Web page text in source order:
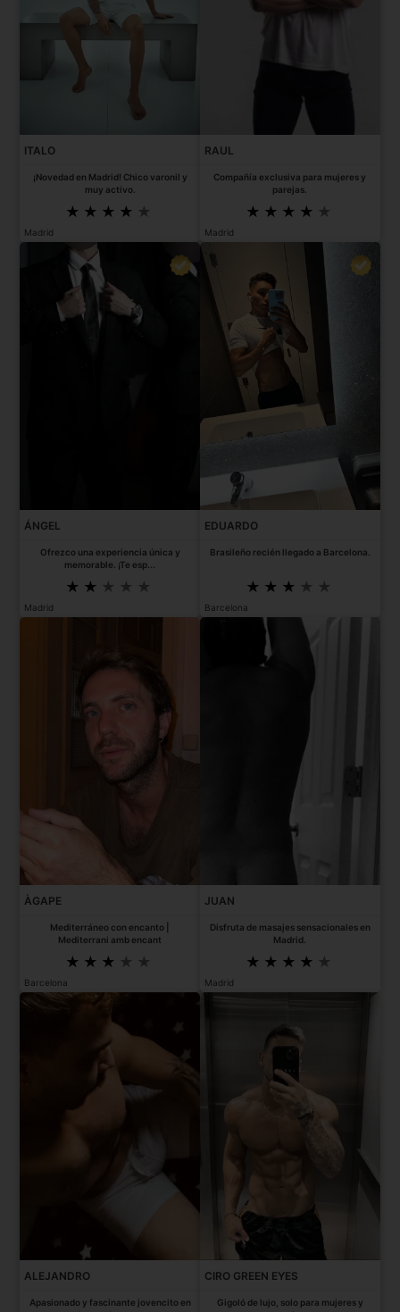
ITALO
¡Novedad en Madrid! Chico varonil y
muy activo.
Madrid
RAUL
Compañía exclusiva para mujeres y
parejas.
Madrid
ÁNGEL
Ofrezco una experiencia única y
memorable. ¡Te esp...
Madrid
EDUARDO
Brasileño recién llegado a Barcelona.
Barcelona
ÀGAPE
Mediterráneo con encanto |
Mediterrani amb encant
Barcelona
JUAN
Disfruta de masajes sensacionales en
Madrid.
Madrid
ALEJANDRO
Apasionado y fascinante jovencito en
CIRO GREEN EYES
Gigoló de lujo, solo para mujeres y